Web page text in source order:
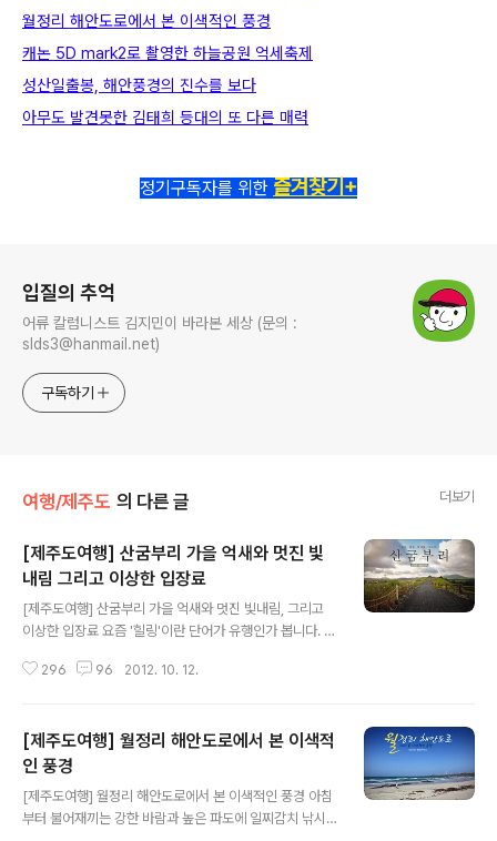
월정리 해안도로에서 본 이색적인 풍경
캐논 5D mark2로 촬영한 하늘공원 억세축제
성산일출봉, 해안풍경의 진수를 보다
아무도 발견못한 김태희 등대의 또 다른 매력
정기구독자를 위한 즐겨찾기+
입질의 추억
어류 칼럼니스트 김지민이 바라본 세상 (문의 :
slds3@hanmail.net)
구독하기
여행/제주도 의 다른 글 더보기
[제주도여행] 산굼부리 가을 억새와 멋진 빛
내림 그리고 이상한 입장료
[제주도여행] 산굼부리 가을 억새와 멋진 빛내림, 그리고
이상한 입장료 요즘 '힐링'이란 단어가 유행인가 봅니다. 그
데요. 바쁘고 삭막한 현대인의 삶에서 잠시 떠나 마음을 안
아름답고 희귀한 풍경 뒤에는 어딘가 모르게 씁쓸한 점이
있어 몇 자 적어볼까 합니다. 산굼부리 들어가는 입구 영화
'연풍연가' 촬영지로도 유명한 산굼부리는 전 세계적으로
도 희귀하고도 한국에서는 유일한 마르(marr)형 분화구.
이는 용암이나 화산재의 분출 없이 열기의 폭발로 암석을
296 96 2012. 10. 12.
[제주도여행] 월정리 해안도로에서 본 이색적
인 풍경
[제주도여행] 월정리 해안도로에서 본 이색적인 풍경 아침
부터 불어재끼는 강한 바람과 높은 파도에 일찌감치 낚시